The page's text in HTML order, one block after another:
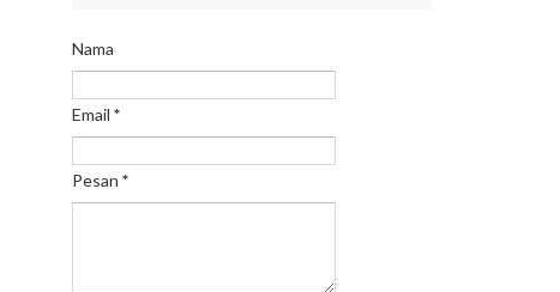
Nama
Email *
Pesan *